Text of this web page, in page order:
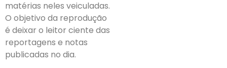
matérias neles veiculadas.
O objetivo da reprodução
é deixar o leitor ciente das
reportagens e notas
publicadas no dia.